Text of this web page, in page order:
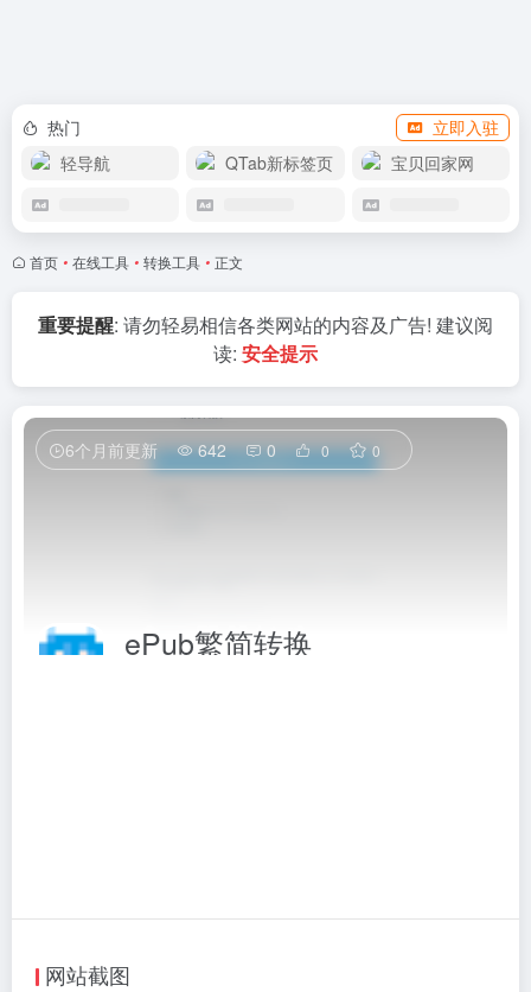
热门
立即入驻
轻导航
QTab新标签页 宝贝回家网
首页 • 在线工具 • 转换工具 • 正文
重要提醒: 请勿轻易相信各类网站的内容及广告! 建议阅
读: 安全提示
6个月前更新 642 0 0 0
ePub繁简转换
网站截图